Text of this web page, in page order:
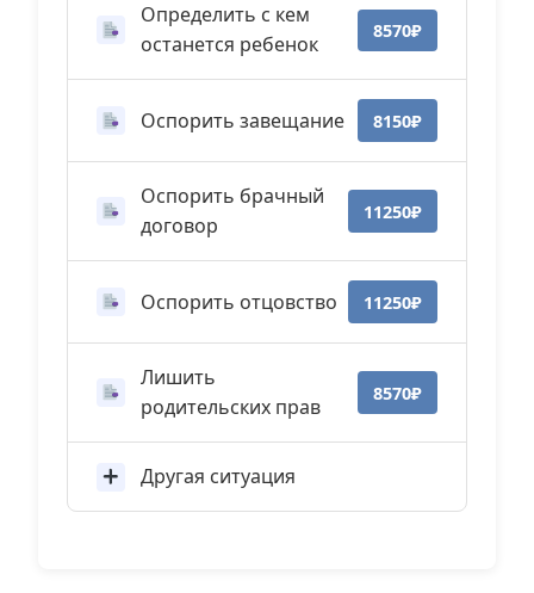
Определить с кем
останется ребенок
8570₽
Оспорить завещание 8150₽
Оспорить брачный
договор
11250₽
Оспорить отцовство 11250₽
Лишить
родительских прав
8570₽
Другая ситуация